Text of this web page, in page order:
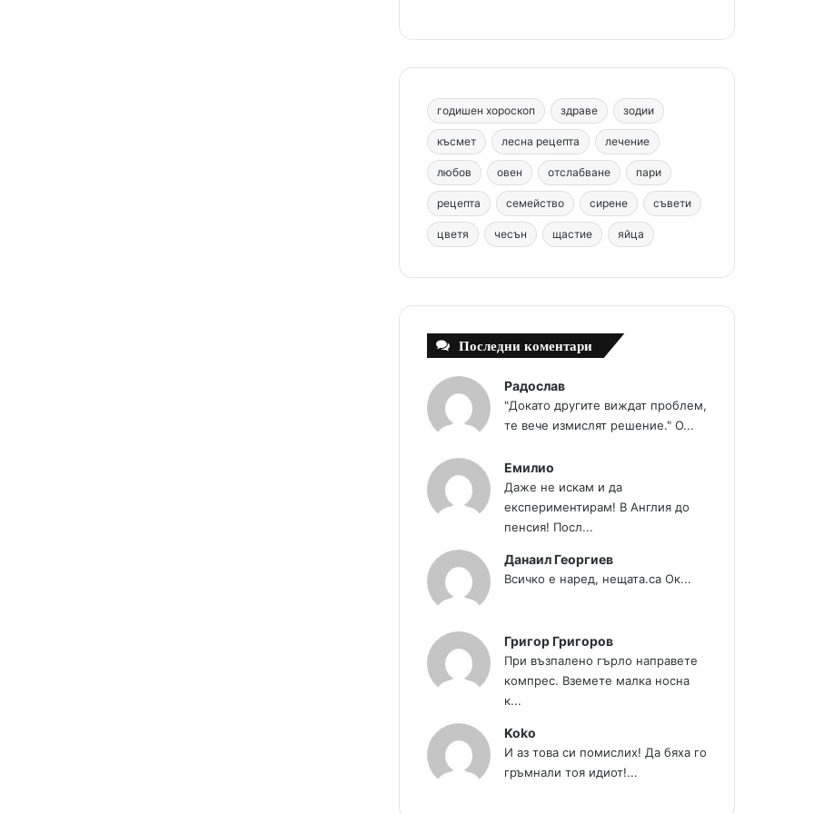
o
o
k
r
e
s
t
b
e
g
r
a
m
m
годишен хороскоп здраве зодии
късмет лесна рецепта лечение
любов овен отслабване пари
рецепта семейство сирене съвети
цветя чесън щастие яйца
Последни коментари
Радослав
"Докато другите виждат проблем,
те вече измислят решение." О...
Емилио
Даже не искам и да
експериментирам! В Англия до
пенсия! Посл...
Данаил Георгиев
Всичко е наред, нещата.са Ок...
Григор Григоров
При възпалено гърло направете
компрес. Вземете малка носна
к...
Koko
И аз това си помислих! Да бяха го
гръмнали тоя идиот!...